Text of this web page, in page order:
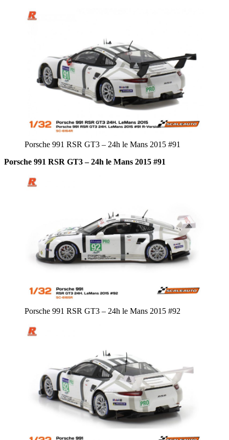
Porsche 991 RSR GT3 – 24h le Mans 2015 #91
Porsche 991 RSR GT3 – 24h le Mans 2015 #91
Porsche 991 RSR GT3 – 24h le Mans 2015 #92